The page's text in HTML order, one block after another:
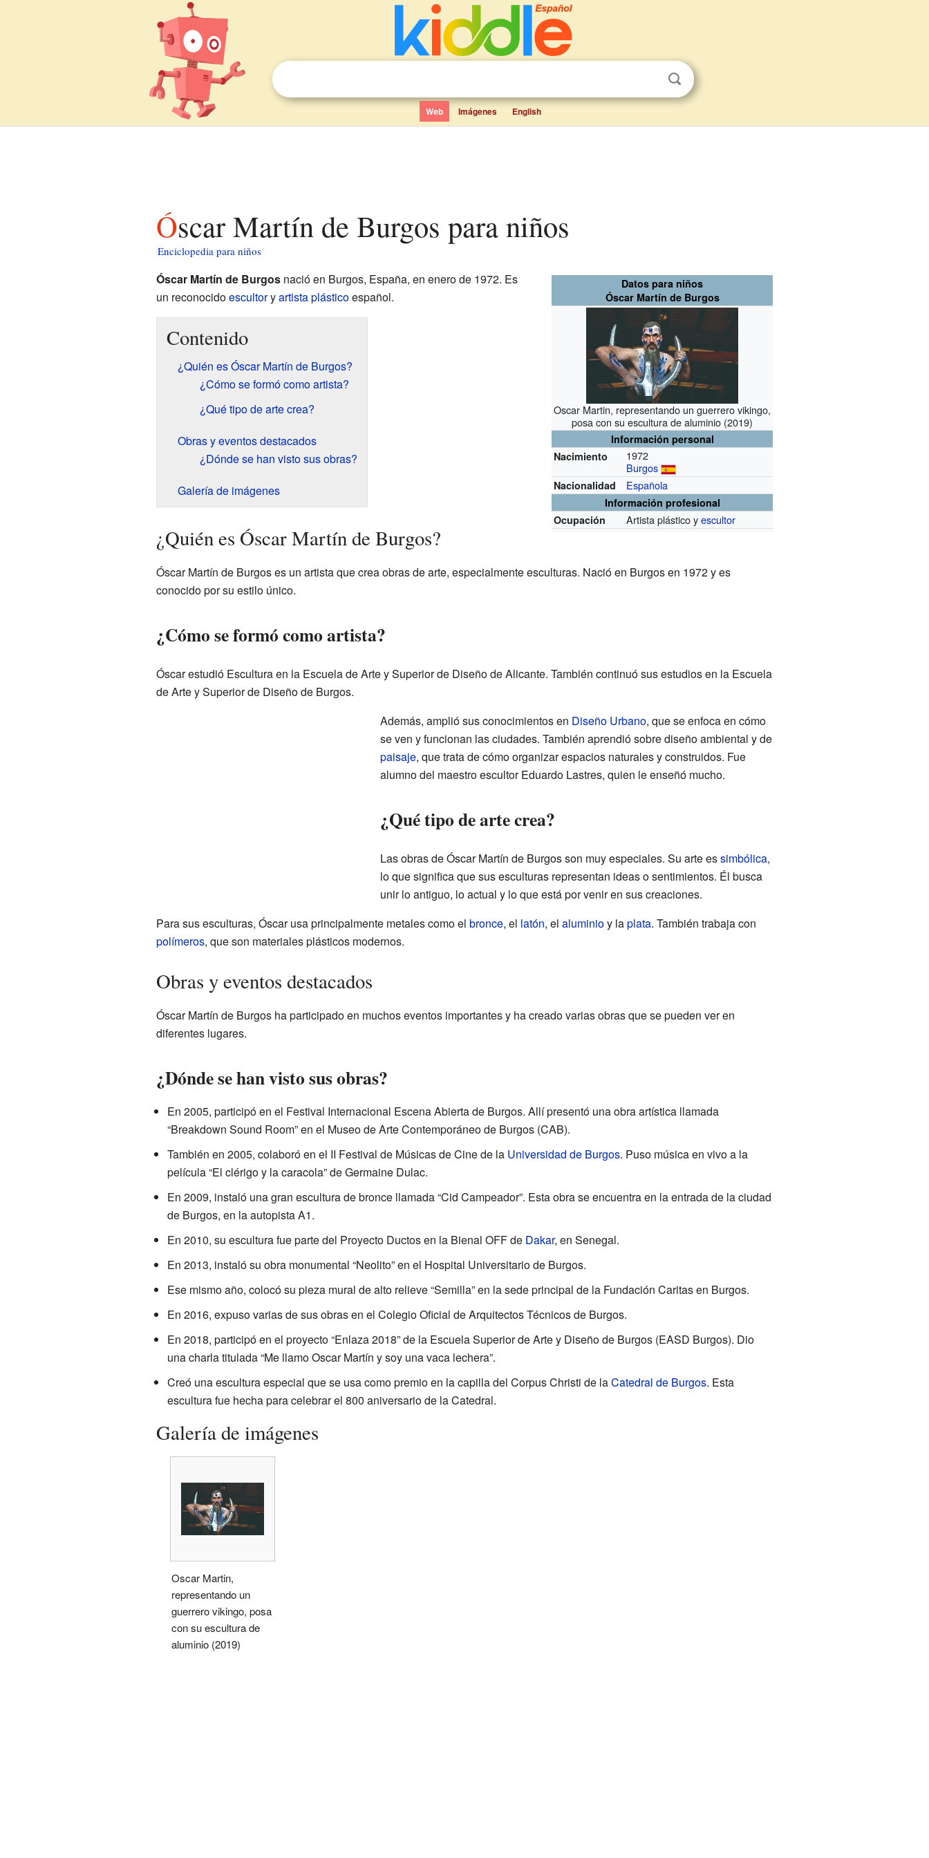
Web Imágenes English
Óscar Martín de Burgos para niños
Enciclopedia para niños
Datos para niños
Óscar Martín de Burgos
Oscar Martin, representando un guerrero vikingo,
posa con su escultura de aluminio (2019)
Información personal
Nacimiento
1972
Burgos
Nacionalidad Española
Información profesional
Ocupación
Artista plástico yescultor
Óscar Martín de Burgosnació en Burgos, España, en enero de 1972. Es
un reconocidoescultoryartista plásticoespañol.
Contenido
¿Quién es Óscar Martín de Burgos?
¿Cómo se formó como artista?
¿Qué tipo de arte crea?
Obras y eventos destacados
¿Dónde se han visto sus obras?
Galería de imágenes
¿Quién es Óscar Martín de Burgos?
Óscar Martín de Burgos es un artista que crea obras de arte, especialmente esculturas. Nació en Burgos en 1972 y es
conocido por su estilo único.
¿Cómo se formó como artista?
Óscar estudió Escultura en la Escuela de Arte y Superior de Diseño de Alicante. También continuó sus estudios en la Escuela
de Arte y Superior de Diseño de Burgos.
Además, amplió sus conocimientos en Diseño Urbano, que se enfoca en cómo
se ven y funcionan las ciudades. También aprendió sobre diseño ambiental y de
paisaje, que trata de cómo organizar espacios naturales y construidos. Fue
alumno del maestro escultor Eduardo Lastres, quien le enseñó mucho.
¿Qué tipo de arte crea?
Las obras de Óscar Martín de Burgos son muy especiales. Su arte essimbólica,
lo que significa que sus esculturas representan ideas o sentimientos. Él busca
unir lo antiguo, lo actual y lo que está por venir en sus creaciones.
Para sus esculturas, Óscar usa principalmente metales como el bronce, el latón, el aluminioy laplata. También trabaja con
polímeros, que son materiales plásticos modernos.
Obras y eventos destacados
Óscar Martín de Burgos ha participado en muchos eventos importantes y ha creado varias obras que se pueden ver en
diferentes lugares.
¿Dónde se han visto sus obras?
En 2005, participó en el Festival Internacional Escena Abierta de Burgos. Allí presentó una obra artística llamada
“Breakdown Sound Room” en el Museo de Arte Contemporáneo de Burgos (CAB).
También en 2005, colaboró en el II Festival de Músicas de Cine de la Universidad de Burgos. Puso música en vivo a la
película “El clérigo y la caracola” de Germaine Dulac.
En 2009, instaló una gran escultura de bronce llamada “Cid Campeador”. Esta obra se encuentra en la entrada de la ciudad
de Burgos, en la autopista A1.
En 2010, su escultura fue parte del Proyecto Ductos en la Bienal OFF de Dakar, en Senegal.
En 2013, instaló su obra monumental “Neolito” en el Hospital Universitario de Burgos.
Ese mismo año, colocó su pieza mural de alto relieve “Semilla” en la sede principal de la Fundación Caritas en Burgos.
En 2016, expuso varias de sus obras en el Colegio Oficial de Arquitectos Técnicos de Burgos.
En 2018, participó en el proyecto “Enlaza 2018” de la Escuela Superior de Arte y Diseño de Burgos (EASD Burgos). Dio
una charla titulada “Me llamo Oscar Martín y soy una vaca lechera”.
Creó una escultura especial que se usa como premio en la capilla del Corpus Christi de laCatedral de Burgos. Esta
escultura fue hecha para celebrar el 800 aniversario de la Catedral.
Galería de imágenes
Oscar Martin,
representando un
guerrero vikingo, posa
con su escultura de
aluminio (2019)